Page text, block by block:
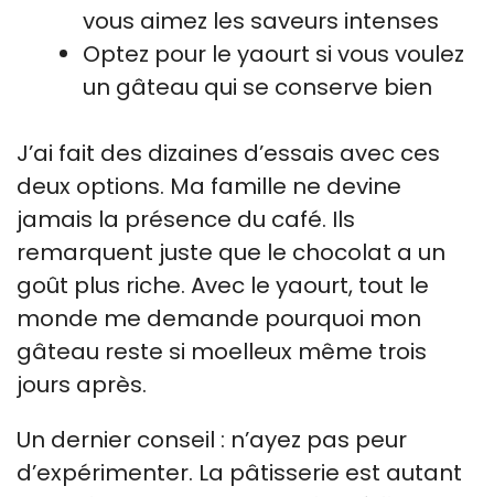
vous aimez les saveurs intenses
Optez pour le yaourt si vous voulez
un gâteau qui se conserve bien
J’ai fait des dizaines d’essais avec ces
deux options. Ma famille ne devine
jamais la présence du café. Ils
remarquent juste que le chocolat a un
goût plus riche. Avec le yaourt, tout le
monde me demande pourquoi mon
gâteau reste si moelleux même trois
jours après.
Un dernier conseil : n’ayez pas peur
d’expérimenter. La pâtisserie est autant